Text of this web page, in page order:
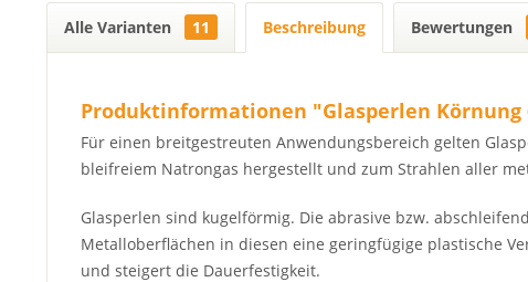
Alle Varianten 11 Beschreibung Bewertungen
Produktinformationen "Glasperlen Körnung
Für einen breitgestreuten Anwendungsbereich gelten
bleifreiem Natrongas hergestellt und zum Strahlen aller
Glasperlen sind kugelförmig. Die abrasive bzw.
Metalloberflächen in diesen eine geringfügige plastische
und steigert die Dauerfestigkeit.